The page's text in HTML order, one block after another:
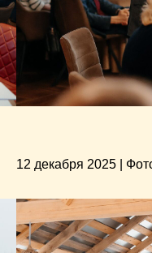
12 декабря 2025 |